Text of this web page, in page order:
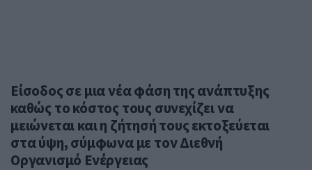
Είσοδος σε μια νέα φάση της ανάπτυξης
καθώς το κόστος τους συνεχίζει να
μειώνεται και η ζήτησή τους εκτοξεύεται
στα ύψη, σύμφωνα με τον Διεθνή
Οργανισμό Ενέργειας